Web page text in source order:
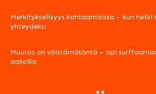
Merkityksellisyys kohtaamisissa – kun hetki
yhteydeksi
Muutos on väistämätöntä – opi
aalloilla